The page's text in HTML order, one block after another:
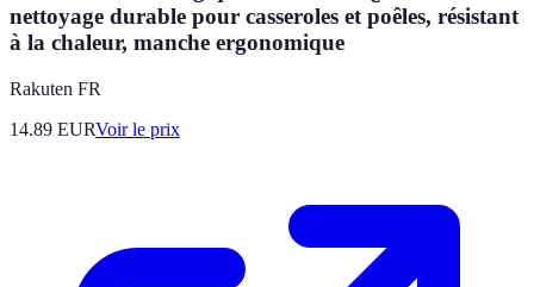
nettoyage durable pour casseroles et poêles, résistant
à la chaleur, manche ergonomique
Rakuten FR
14.89 EURVoir le prix